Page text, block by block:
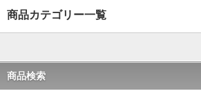
商品カテゴリー一覧
商品検索